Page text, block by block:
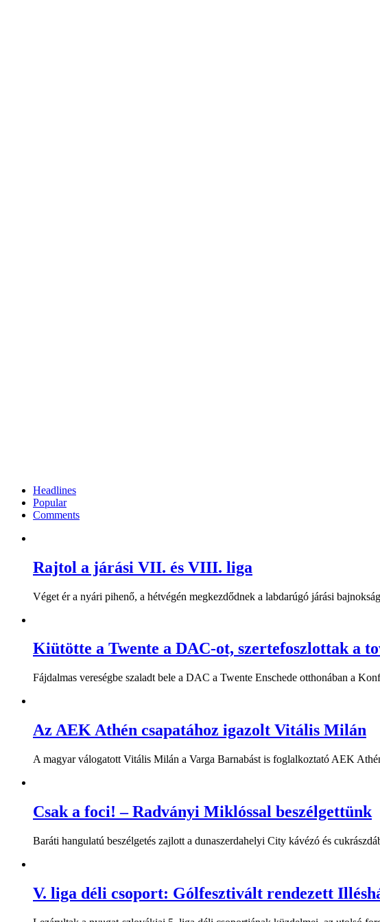
Headlines
Popular
Comments
Rajtol a járási VII. és VIII. liga
Véget ér a nyári pihenő, a hétvégén megkezdődnek a labdarúgó járási
Kiütötte a Twente a DAC-ot, szertefoszlottak a
Fájdalmas vereségbe szaladt bele a DAC a Twente Enschede otthonában a
Az AEK Athén csapatához igazolt Vitális Milán
A magyar válogatott Vitális Milán a Varga Barnabást is foglalkoztató AEK
Csak a foci! – Radványi Miklóssal beszélgettünk
Baráti hangulatú beszélgetés zajlott a dunaszerdahelyi City kávézó és
V. liga déli csoport: Gólfesztivált rendezett